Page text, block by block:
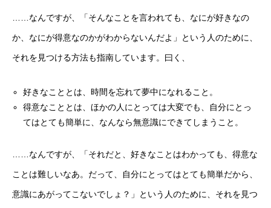
……なんですが、「そんなことを言われても、なにが好きなの
か、なにが得意なのかがわからないんだよ」という人のために、
それを見つける方法も指南しています。曰く、
好きなこととは、時間を忘れて夢中になれること。
得意なこととは、ほかの人にとっては大変でも、自分にとっ
てはとても簡単に、なんなら無意識にできてしまうこと。
……なんですが、「それだと、好きなことはわかっても、得意な
ことは難しいなあ。だって、自分にとってはとても簡単だから、
意識にあがってこないでしょ？」という人のために、それを見つ